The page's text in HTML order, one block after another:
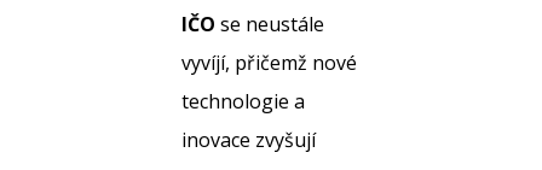
IČO se neustále
vyvíjí, přičemž nové
technologie a
inovace zvyšují